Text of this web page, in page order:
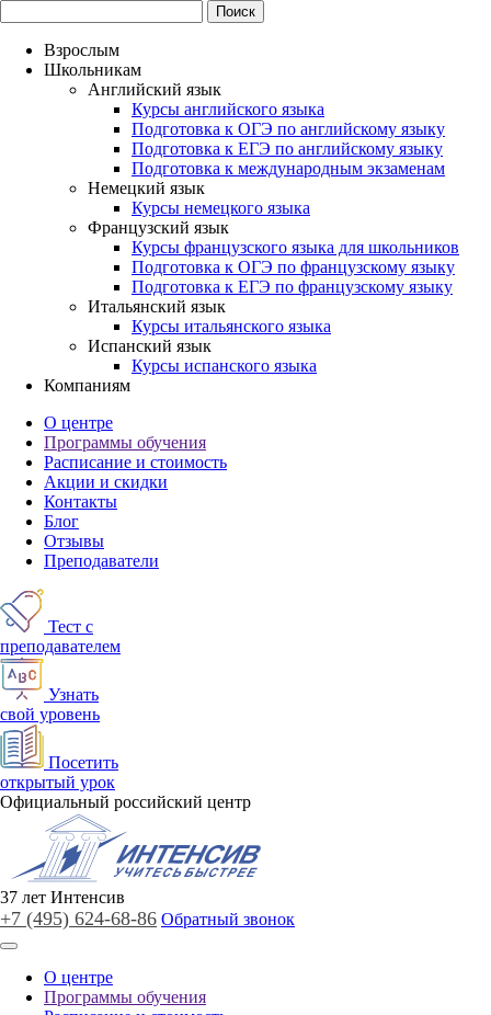
Взрослым
Школьникам
Английский язык
Курсы английского языка
Подготовка к ОГЭ по английскому языку
Подготовка к ЕГЭ по английскому языку
Подготовка к международным экзаменам
Немецкий язык
Курсы немецкого языка
Французский язык
Курсы французского языка для школьников
Подготовка к ОГЭ по французскому языку
Подготовка к ЕГЭ по французскому языку
Итальянский язык
Курсы итальянского языка
Испанский язык
Курсы испанского языка
Компаниям
О центре
Программы обучения
Расписание и стоимость
Акции и скидки
Контакты
Блог
Отзывы
Преподаватели
Тест с
преподавателем
Узнать
свой уровень
Посетить
открытый урок
Официальный российский центр
37 лет Интенсив
+7 (495) 624-68-86 Обратный звонок
О центре
Программы обучения